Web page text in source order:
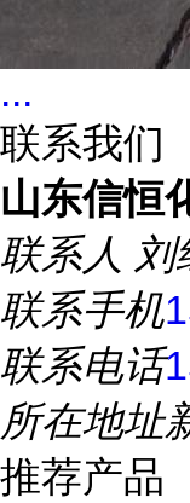
...
联系我们
山东信恒
联系人 刘
联系手机
联系电话
所在地址
推荐产品